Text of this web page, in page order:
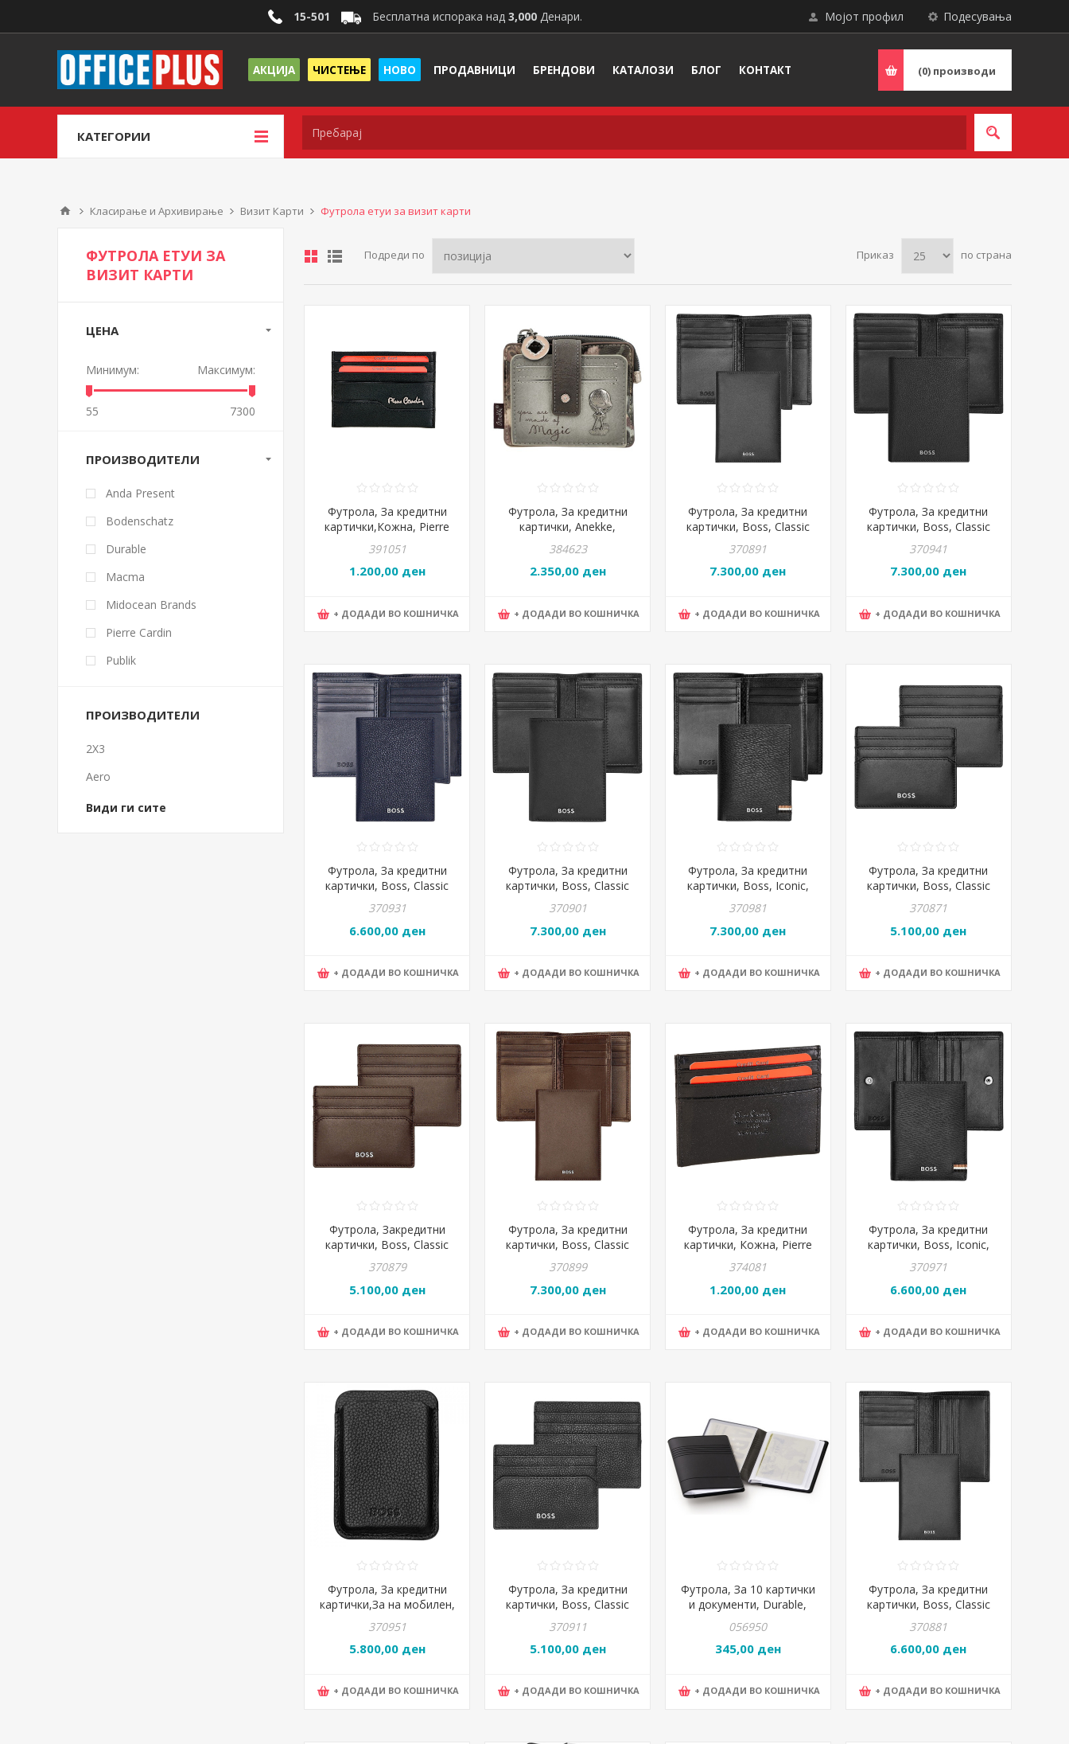
Подесувања
Мојот профил
15-501 Бесплатна испорака над 3,000 Денари.
АКЦИЈА ЧИСТЕЊЕ НОВО ПРОДАВНИЦИ БРЕНДОВИ КАТАЛОЗИ БЛОГ КОНТАКТ (0) производи
КАТЕГОРИИ
Класирање и Архивирање Визит Карти Футрола етуи за визит карти
Подреди по Приказ по страна
Футрола, За кредитни
картички,Кожна, Pierre
Cardin, 475 tilak151,
10*7,5*цм,Црна
391051
1.200,00 ден
+ ДОДАДИ ВО КОШНИЧКА
Футрола, За кредитни
картички, Anekke,
Manifesto, 41719-028,
11*9*2цм
384623
2.350,00 ден
+ ДОДАДИ ВО КОШНИЧКА
Футрола, За кредитни
картички, Boss, Classic
smooth, HLF403A,
8*11*2цм, Црна
370891
7.300,00 ден
+ ДОДАДИ ВО КОШНИЧКА
Футрола, За кредитни
картички, Boss, Classic
Grained, HLG416A,
8*11*2цм, Црна
370941
7.300,00 ден
+ ДОДАДИ ВО КОШНИЧКА
Футрола, За кредитни
картички, Boss, Classic
Grained, HLE416A,
8*11*1,2цм, Црна
370931
6.600,00 ден
+ ДОДАДИ ВО КОШНИЧКА
Футрола, За кредитни
картички, Boss, Classic
smooth, HLG403A,
8*11*2,5цм, Црна
370901
7.300,00 ден
+ ДОДАДИ ВО КОШНИЧКА
Футрола, За кредитни
картички, Boss, Iconic,
HLF421A, 8,3*11*1,7цм,
Црна
370981
7.300,00 ден
+ ДОДАДИ ВО КОШНИЧКА
Футрола, За кредитни
картички, Boss, Classic
smooth, HLC403A,
10*8*2цм, Црна
370871
5.100,00 ден
+ ДОДАДИ ВО КОШНИЧКА
Футрола, Закредитни
картички, Boss, Classic
smooth, HLC403Y,
10*8*2цм, Кафеава
370879
5.100,00 ден
+ ДОДАДИ ВО КОШНИЧКА
Футрола, За кредитни
картички, Boss, Classic
smooth, HLF403Y,
8*11*2цм, Кафеава
370899
7.300,00 ден
+ ДОДАДИ ВО КОШНИЧКА
Футрола, За кредитни
картички, Кожна, Pierre
Cardin, 475 tilak52,
10*7,5цм, Црна
374081
1.200,00 ден
+ ДОДАДИ ВО КОШНИЧКА
Футрола, За кредитни
картички, Boss, Iconic,
HLE421A, 8,5*11*1,2цм,
Црна
370971
6.600,00 ден
+ ДОДАДИ ВО КОШНИЧКА
Футрола, За кредитни
картички,За на мобилен,
HLJ416A,Црна
370951
5.800,00 ден
+ ДОДАДИ ВО КОШНИЧКА
Футрола, За кредитни
картички, Boss, Classic
10*8*2цм, Црна
370911
5.100,00 ден
+ ДОДАДИ ВО КОШНИЧКА
Футрола, За 10 картички
и документи, Durable,
056950
345,00 ден
+ ДОДАДИ ВО КОШНИЧКА
Футрола, За кредитни
картички, Boss, Classic
8*11*1,2цм, Црна
370881
6.600,00 ден
+ ДОДАДИ ВО КОШНИЧКА
ФУТРОЛА ЕТУИ ЗА
ВИЗИТ КАРТИ
ЦЕНА
Минимум: Максимум:
55 7300
ПРОИЗВОДИТЕЛИ
Anda Present
Bodenschatz
Durable
Macma
Midocean Brands
Pierre Cardin
Publik
ПРОИЗВОДИТЕЛИ
2X3
Aero
Види ги сите